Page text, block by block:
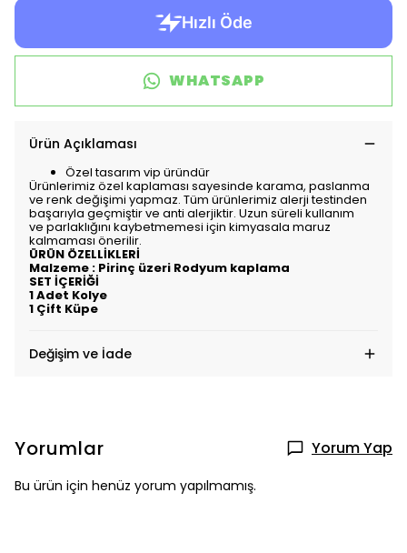
WHATSAPP
Ürün Açıklaması
Özel tasarım vip üründür
Ürünlerimiz özel kaplaması sayesinde karama, paslanma
ve renk değişimi yapmaz. Tüm ürünlerimiz alerji testinden
başarıyla geçmiştir ve anti alerjiktir. Uzun süreli kullanım
ve parlaklığını kaybetmemesi için kimyasala maruz
kalmaması önerilir.
ÜRÜN ÖZELLİKLERİ
Malzeme : Pirinç üzeri Rodyum kaplama
SET İÇERİĞİ
1 Adet Kolye
1 Çift Küpe
Değişim ve İade
Yorumlar Yorum Yap
Bu ürün için henüz yorum yapılmamış.